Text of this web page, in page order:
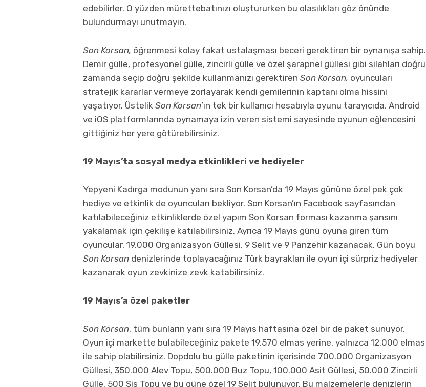
edebilirler. O yüzden mürettebatınızı oluştururken bu olasılıkları göz önünde
bulundurmayı unutmayın.
Son Korsan, öğrenmesi kolay fakat ustalaşması beceri gerektiren bir oynanışa sahip.
Demir gülle, profesyonel gülle, zincirli gülle ve özel şarapnel güllesi gibi silahları doğru
zamanda seçip doğru şekilde kullanmanızı gerektiren Son Korsan, oyuncuları
stratejik kararlar vermeye zorlayarak kendi gemilerinin kaptanı olma hissini
yaşatıyor. Üstelik Son Korsan’ın tek bir kullanıcı hesabıyla oyunu tarayıcıda, Android
ve iOS platformlarında oynamaya izin veren sistemi sayesinde oyunun eğlencesini
gittiğiniz her yere götürebilirsiniz.
19 Mayıs’ta sosyal medya etkinlikleri ve hediyeler
Yepyeni Kadırga modunun yanı sıra Son Korsan’da 19 Mayıs gününe özel pek çok
hediye ve etkinlik de oyuncuları bekliyor. Son Korsan’ın Facebook sayfasından
katılabileceğiniz etkinliklerde özel yapım Son Korsan forması kazanma şansını
yakalamak için çekilişe katılabilirsiniz. Ayrıca 19 Mayıs günü oyuna giren tüm
oyuncular, 19.000 Organizasyon Güllesi, 9 Selit ve 9 Panzehir kazanacak. Gün boyu
Son Korsan denizlerinde toplayacağınız Türk bayrakları ile oyun içi sürpriz hediyeler
kazanarak oyun zevkinize zevk katabilirsiniz.
19 Mayıs’a özel paketler
Son Korsan, tüm bunların yanı sıra 19 Mayıs haftasına özel bir de paket sunuyor.
Oyun içi markette bulabileceğiniz pakete 19.570 elmas yerine, yalnızca 12.000 elmas
ile sahip olabilirsiniz. Dopdolu bu gülle paketinin içerisinde 700.000 Organizasyon
Güllesi, 350.000 Alev Topu, 500.000 Buz Topu, 100.000 Asit Güllesi, 50.000 Zincirli
Gülle, 500 Sis Topu ve bu güne özel 19 Selit bulunuyor. Bu malzemelerle denizlerin